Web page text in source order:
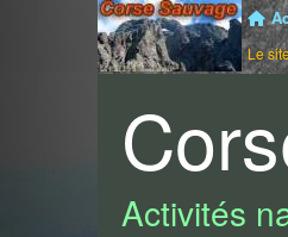
Le
Activités